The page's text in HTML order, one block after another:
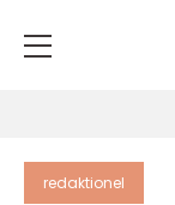
redaktionel